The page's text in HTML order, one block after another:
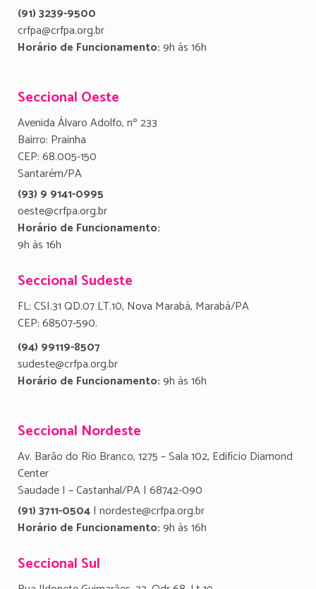
(91) 3239-9500
crfpa@crfpa.org.br
Horário de Funcionamento:9h às 16h
Seccional Oeste
Avenida Álvaro Adolfo, nº 233
Bairro: Prainha
CEP: 68.005-150
Santarém/PA
(93) 9 9141-0995
oeste@crfpa.org.br
Horário de Funcionamento:
9h às 16h
Seccional Sudeste
FL: CSI.31 QD.07 LT.10, Nova Marabá, Marabá/PA
CEP: 68507-590.
(94) 99119-8507
sudeste@crfpa.org.br
Horário de Funcionamento:9h às 16h
Seccional Nordeste
Av. Barão do Rio Branco, 1275 – Sala 102, Edifício Diamond
Center
Saudade I – Castanhal/PA | 68742-090
(91) 3711-0504| nordeste@crfpa.org.br
Horário de Funcionamento:9h às 16h
Seccional Sul